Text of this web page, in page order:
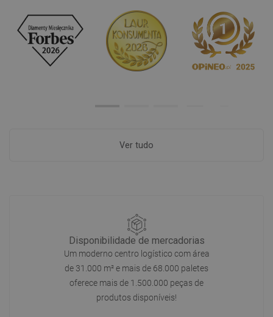
Ver tudo
Disponibilidade de mercadorias
Um moderno centro logístico com área
de 31.000 m² e mais de 68.000 paletes
oferece mais de 1.500.000 peças de
produtos disponíveis!